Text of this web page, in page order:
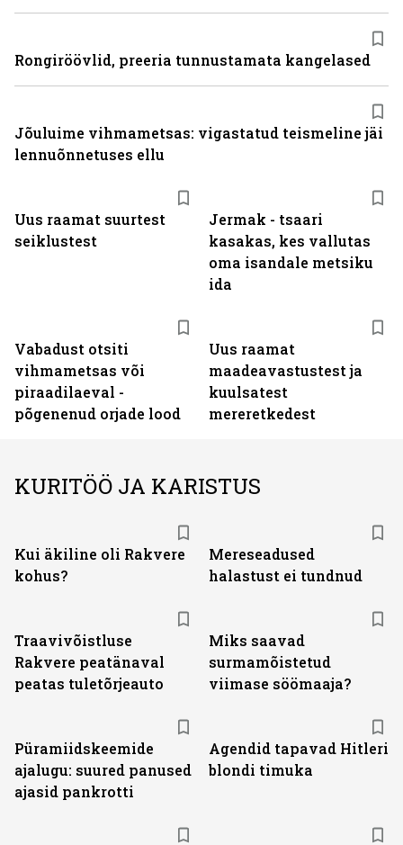
Uus raamat suurtest
seiklustest
Jermak - tsaari
kasakas, kes vallutas
oma isandale metsiku
ida
Vabadust otsiti
vihmametsas või
piraadilaeval -
põgenenud orjade lood
Uus raamat
maadeavastustest ja
kuulsatest
mereretkedest
Rongiröövlid, preeria tunnustamata kangelased
Jõuluime vihmametsas: vigastatud teismeline jäi
lennuõnnetuses ellu
KURITÖÖ JA KARISTUS
Kui äkiline oli Rakvere
kohus?
Mereseadused
halastust ei tundnud
Traavivõistluse
Rakvere peatänaval
peatas tuletõrjeauto
Miks saavad
surmamõistetud
viimase söömaaja?
Püramiidskeemide
ajalugu: suured panused
ajasid pankrotti
Agendid tapavad Hitleri
blondi timuka